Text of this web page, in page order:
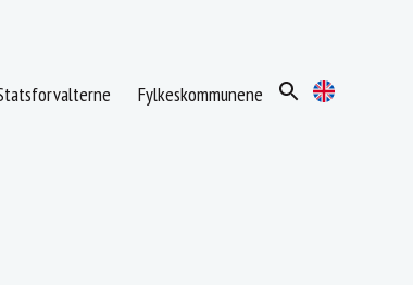
Fylkeskommunene